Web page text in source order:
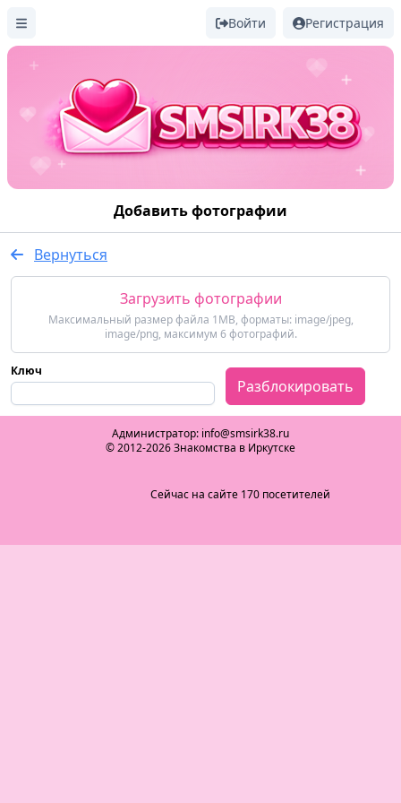
Войти Регистрация
Добавить фотографии
Вернуться
Загрузить фотографии
Максимальный размер файла 1MB, форматы: image/jpeg,
image/png, максимум 6 фотографий.
Ключ
Разблокировать
Администратор: info@smsirk38.ru
© 2012-2026 Знакомства в Иркутске
Сейчас на сайте 170 посетителей